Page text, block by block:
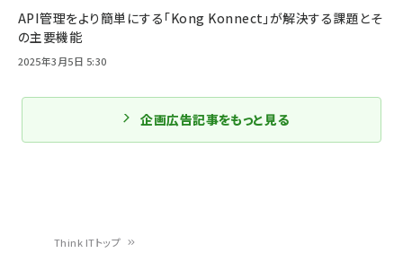
Think ITトップ
API管理をより簡単にする「Kong Konnect」が解決する課題とそ
の主要機能
2025年3月5日 5:30
企画広告記事をもっと見る